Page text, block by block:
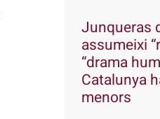
Junqueras
assumeixi
“drama
Catalunya
menors